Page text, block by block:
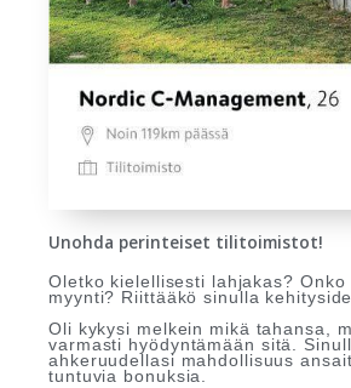
Unohda perinteiset tilitoimistot!
Oletko kielellisesti lahjakas? Onko
myynti? Riittääkö sinulla
Oli kykysi melkein mikä tahansa,
varmasti hyödyntämään sitä.
ahkeruudellasi mahdollisuus
tuntuvia bonuksia.